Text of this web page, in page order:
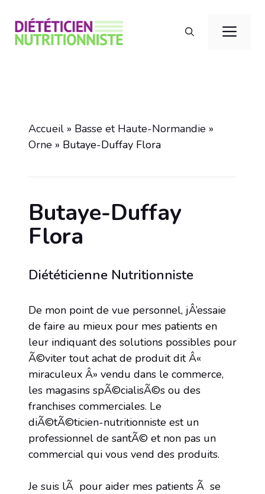
contenu
Accueil » Basse et Haute-Normandie »
Orne » Butaye-Duffay Flora
Butaye-Duffay
Flora
Diététicienne Nutritionniste
De mon point de vue personnel, jÂ’essaie
de faire au mieux pour mes patients en
leur indiquant des solutions possibles pour
Ã©viter tout achat de produit dit Â«
miraculeux Â» vendu dans le commerce,
les magasins spÃ©cialisÃ©s ou des
franchises commerciales. Le
diÃ©tÃ©ticien-nutritionniste est un
professionnel de santÃ© et non pas un
commercial qui vous vend des produits.
Je suis lÃ pour aider mes patients Ã se